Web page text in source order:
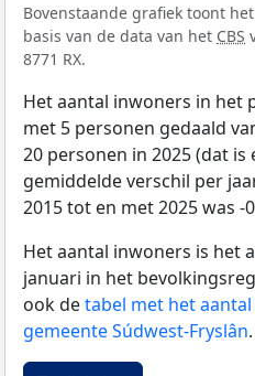
Bovenstaande grafiek toont
basis van de data van het CBS
8771 RX.
Het aantal inwoners in het
met 5 personen gedaald
20 personen in 2025 (dat is
gemiddelde verschil per
2015 tot en met 2025 was -
Het aantal inwoners is het
januari in het
ook detabel met het
gemeente Súdwest-Fryslân.